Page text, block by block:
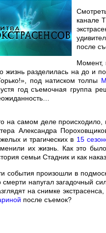
канале
после
Момент,
жизнь разделилась на до и
под натиском толпы
год съемочная группа
на самом деле происходило,
Александра
и трагических в 15
их жизнь. Как это
семьи Стадник и как
события произошли в
смерти напугал загадочный
на снимке
после съемок?